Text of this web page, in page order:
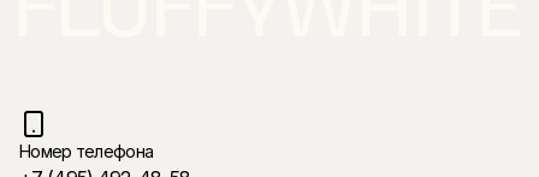
Номер телефона